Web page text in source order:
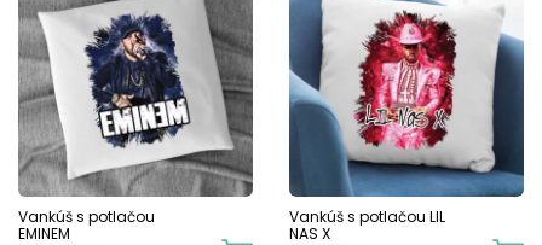
Vankúš s potlačou
EMINEM
Vankúš s potlačou LIL
NAS X